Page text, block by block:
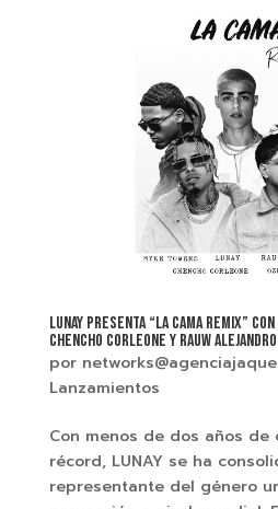
LUNAY PRESENTA “LA CAMA REMIX”
CHENCHO CORLEONE Y RAUW ALEJANDRO
por
Lanzamientos
Con menos de dos años de
récord, LUNAY se ha
representante del género